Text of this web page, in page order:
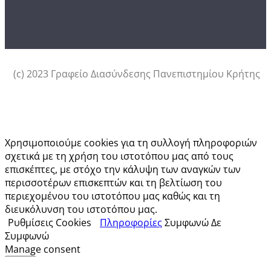
(c) 2023 Γραφείο Διασύνδεσης Πανεπιστημίου Κρήτης
Χρησιμοποιούμε cookies για τη συλλογή πληροφοριών
σχετικά με τη χρήση του ιστοτόπου μας από τους
επισκέπτες, με στόχο την κάλυψη των αναγκών των
περισσοτέρων επισκεπτών και τη βελτίωση του
περιεχομένου του ιστοτόπου μας καθώς και τη
διευκόλυνση του ιστοτόπου μας.
Ρυθμίσεις Cookies
ΠληροφορίεςΣυμφωνώΔε
Συμφωνώ
Manage consent